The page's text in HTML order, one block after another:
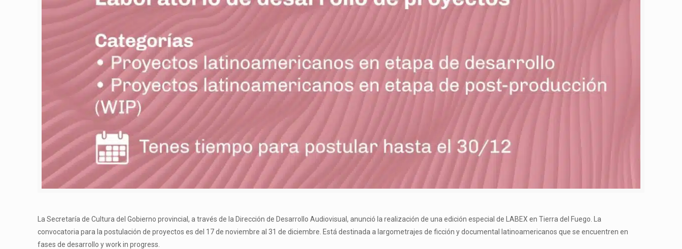
La Secretaría de Cultura del Gobierno provincial, a través de la Dirección de Desarrollo Audiovisual, anunció la realización de una edición especial de LABEX en Tierra del Fuego. La
convocatoria para la postulación de proyectos es del 17 de noviembre al 31 de diciembre. Está destinada a largometrajes de ficción y documental latinoamericanos que se encuentren en
fases de desarrollo y work in progress.